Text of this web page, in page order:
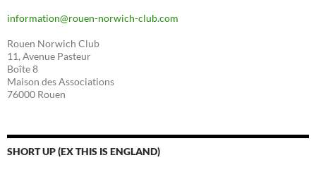
information@rouen-norwich-club.com
Rouen Norwich Club
11, Avenue Pasteur
Boîte 8
Maison des Associations
76000 Rouen
SHORT UP (EX THIS IS ENGLAND)